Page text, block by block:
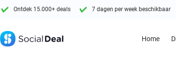
Ontdek 15.000+ deals 7 dagen per week beschikbaar
Home